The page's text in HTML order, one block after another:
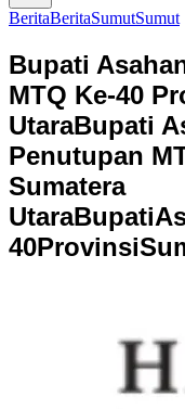
BeritaBeritaSumutSumut
Bupati
MTQ Ke-40
UtaraBupati
Penutupan
Sumatera
UtaraBupatiA
40ProvinsiSu